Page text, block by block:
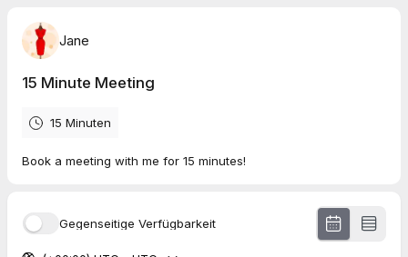
Jane
15 Minute Meeting
15 Minuten
Book a meeting with me for 15 minutes!
Gegenseitige Verfügbarkeit